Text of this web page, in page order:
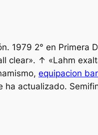
1979 2° en
clear». ↑ «Lahm
equipacion
ha actualizado.